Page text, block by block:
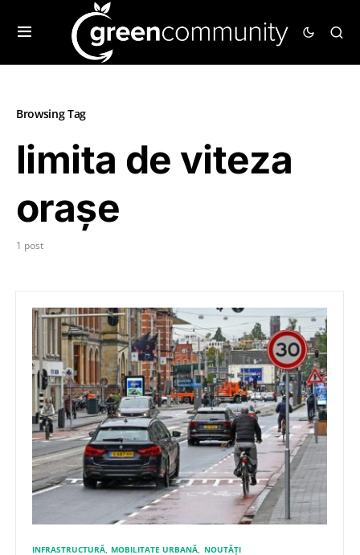
Browsing Tag
limita de viteza
orașe
1 post
INFRASTRUCTURĂ MOBILITATE URBANĂ NOUTĂȚI